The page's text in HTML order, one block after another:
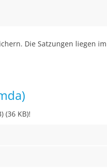
Die Satzungen liegen im
(36 KB)!